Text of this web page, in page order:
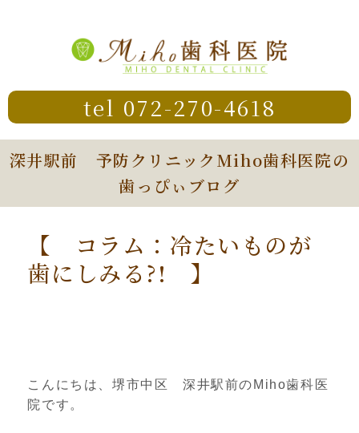
tel 072-270-4618
深井駅前 予防クリニックMiho歯科医院の
歯っぴぃブログ
【 コラム：冷たいものが
歯にしみる?! 】
こんにちは、堺市中区 深井駅前のMiho歯科医
院です。